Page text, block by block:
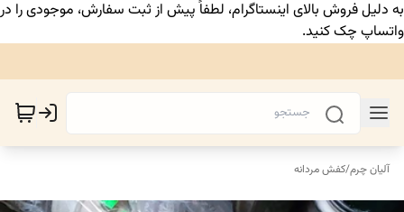
به دلیل فروش بالای اینستاگرام، لطفاً پیش از ثبت سفارش، موجودی را در
واتساپ چک کنید.
آلیان چرم/کفش مردانه